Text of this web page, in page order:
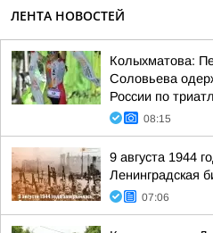
ЛЕНТА НОВОСТЕЙ
Колыхматова:
Соловьева
России по
08:15
9 августа 1944
Ленинградская
07:06